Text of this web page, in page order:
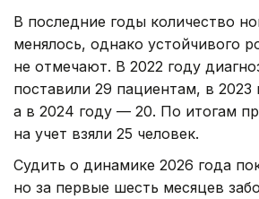
В последние годы количество
менялось, однако устойчивого
не отмечают. В 2022 году
поставили 29 пациентам, в
а в 2024 году — 20. По итогам
на учет взяли 25 человек.
Судить о динамике 2026 года
но за первые шесть месяцев